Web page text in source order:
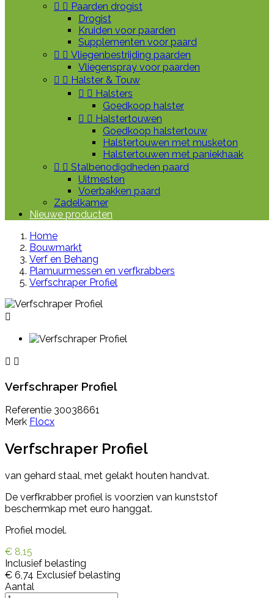
  Paarden drogist
Drogist
Kruiden voor paarden
Supplementen voor paard
  Vliegenbestrijding paarden
Vliegenspray voor paarden
  Halster & Touw
  Halsters
Goedkoop halster
  Halstertouwen
Goedkoop halstertouw
Halstertouwen met musketon
Halstertouwen met paniekhaak
  Stalbenodigdheden paard
Uitmesten
Voerbakken paard
Zadelkamer
Nieuwe producten
Home
Bouwmarkt
Verf en Behang
Plamuurmessen en verfkrabbers
Verfschraper Profiel

 
Verfschraper Profiel
Referentie 30038661
Merk Flocx
Verfschraper Profiel
van gehard staal, met gelakt houten handvat.
De verfkrabber profiel is voorzien van kunststof
beschermkap met euro hanggat.
Profiel model.
€ 8,15
Inclusief belasting
€ 6,74 Exclusief belasting
Aantal